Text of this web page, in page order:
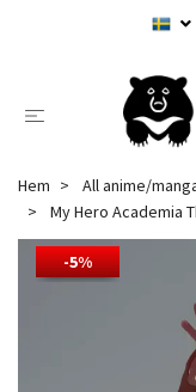
Hem All anime/
My Hero Academia
-5%